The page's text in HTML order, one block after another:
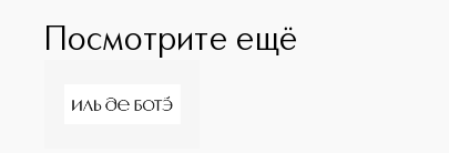
Посмотрите ещё